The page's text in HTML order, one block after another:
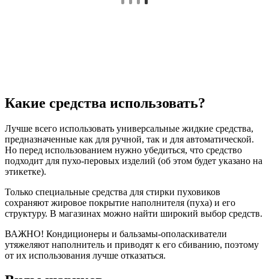
Какие средства использовать?
Лучше всего использовать универсальные жидкие средства,
предназначенные как для ручной, так и для автоматической.
Но перед использованием нужно убедиться, что средство
подходит для пухо-перовых изделий (об этом будет указано на
этикетке).
Только специальные средства для стирки пуховиков
сохраняют жировое покрытие наполнителя (пуха) и его
структуру. В магазинах можно найти широкий выбор средств.
ВАЖНО! Кондиционеры и бальзамы-ополаскиватели
утяжеляют наполнитель и приводят к его сбиванию, поэтому
от их использования лучше отказаться.